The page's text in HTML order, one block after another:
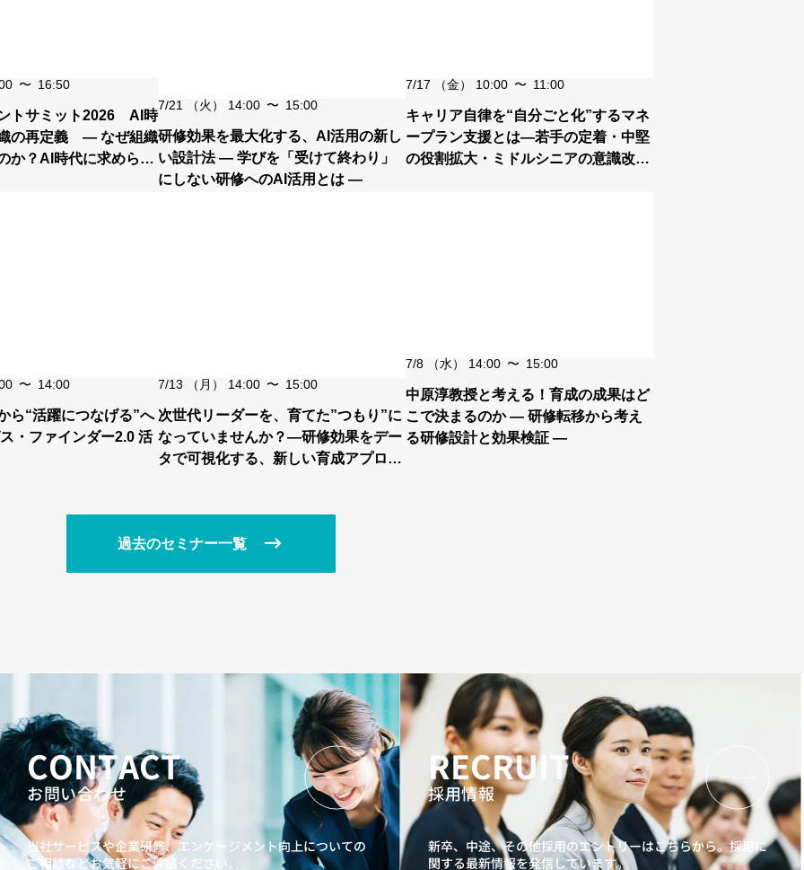
〜 16:50
トサミット2026 AI時
の再定義 ― なぜ組織
か？AI時代に求められ
7/21 （火） 14:00 〜 15:00
研修効果を最大化する、AI活用の新し
い設計法 ― 学びを「受けて終わり」
にしない研修へのAI活用とは ―
7/17 （金） 10:00 〜 11:00
キャリア自律を“自分ごと化”するマネ
ープラン支援とは―若手の定着・中堅
の役割拡大・ミドルシニアの意識改革
〜 14:00
ら“活躍につなげる”へ
・ファインダー2.0 活
7/13 （月） 14:00 〜 15:00
次世代リーダーを、育てた”つもり”に
なっていませんか？―研修効果をデー
タで可視化する、新しい育成アプロー
7/8 （水） 14:00 〜 15:00
中原淳教授と考える！育成の成果はど
こで決まるのか ― 研修転移から考え
る研修設計と効果検証 ―
過去のセミナー一覧
CONTACT
お問い合わせ
当社サービスや企業研修、エンゲージメント向上についての
ご相談などお気軽にご連絡ください。
RECRUIT
採用情報
新卒、中途、その他採用のエントリーはこちらから。採用に
関する最新情報を発信しています。